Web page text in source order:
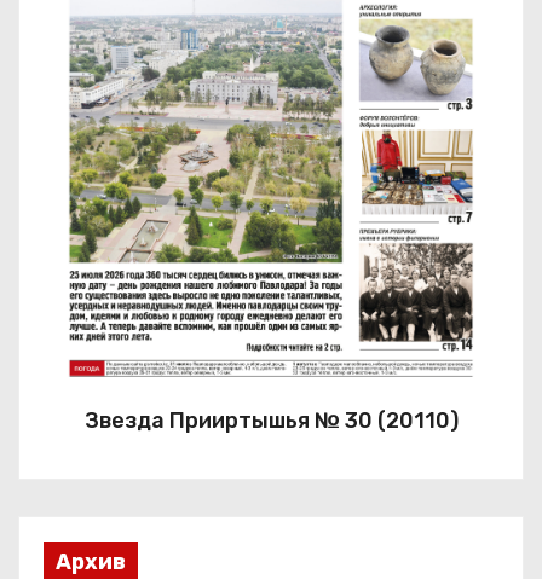
Звезда Прииртышья № 30 (20110)
Архив